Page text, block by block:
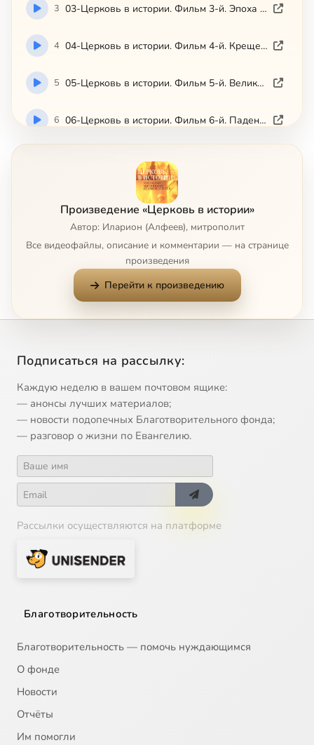
3 03-Церковь в истории. Фильм 3-й. Эпоха Вселенских соборов (Студия Неофит, 2012)
4 04-Церковь в истории. Фильм 4-й. Крещение Руси (Студия Неофит, 2012)
5 05-Церковь в истории. Фильм 5-й. Великая схизма (Студия Неофит, 2012)
6 06-Церковь в истории. Фильм 6-й. Падение Византии (Студия Неофит, 2012)
Произведение «Церковь в истории»
Автор: Иларион (Алфеев), митрополит
Все видеофайлы, описание и комментарии — на странице
произведения
Перейти к произведению
Подписаться на рассылку:
Каждую неделю в вашем почтовом ящике:
— анонсы лучших материалов;
— новости подопечных Благотворительного фонда;
— разговор о жизни по Евангелию.
Рассылки осуществляются на платформе
Благотворительность
Благотворительность — помочь нуждающимся
О фонде
Новости
Отчёты
Им помогли